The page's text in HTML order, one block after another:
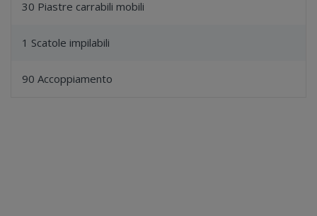
30 Piastre carrabili mobili
1 Scatole impilabili
90 Accoppiamento